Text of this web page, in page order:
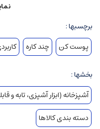
برچسبها :
پوست کن
چند کاره
بخشها :
آشپزخانه (ابزار آشپزی، تابه و
دسته بندی کالاها